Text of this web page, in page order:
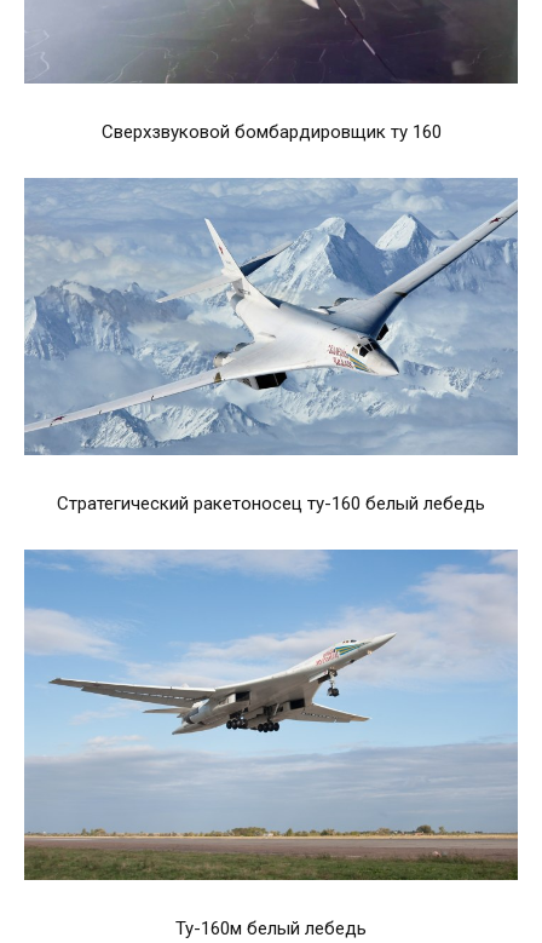
Сверхзвуковой бомбардировщик ту 160
Стратегический ракетоносец ту-160 белый лебедь
Ту-160м белый лебедь